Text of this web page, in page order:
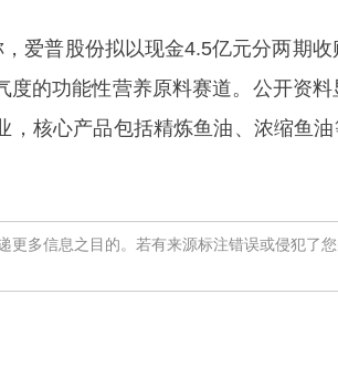
普股份拟以现金4.5亿元分两期收
的功能性营养原料赛道。公开资
，核心产品包括精炼鱼油、浓缩鱼
更多信息之目的。若有来源标注错误或侵犯了